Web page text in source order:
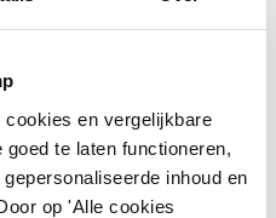
en vergelijkbare
te laten functioneren,
inhoud en
op 'Alle cookies
van delen. Deel jouw
#mijndroombadkamer
bouwen we een
vol met unieke
Doe je mee?